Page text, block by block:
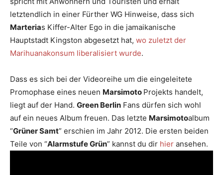
letztendlich in einer Fürther WG Hinweise, dass sich
Marterias Kiffer-Alter Ego in die jamaikanische
Hauptstadt Kingston abgesetzt hat, wo zuletzt der
Marihuanakonsum liberalisiert wurde.
Dass es sich bei der Videoreihe um die eingeleitete
Promophase eines neuen Marsimoto Projekts handelt,
liegt auf der Hand. Green Berlin Fans dürfen sich wohl
auf ein neues Album freuen. Das letzte Marsimotoalbum
“Grüner Samt” erschien im Jahr 2012. Die ersten beiden
Teile von “Alarmstufe Grün” kannst du dir hier ansehen.